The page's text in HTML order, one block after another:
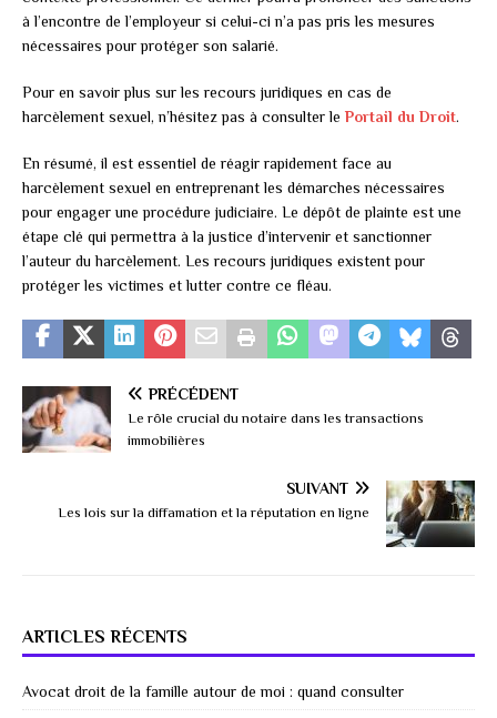
à l’encontre de l’employeur si celui-ci n’a pas pris les mesures
nécessaires pour protéger son salarié.
Pour en savoir plus sur les recours juridiques en cas de
harcèlement sexuel, n’hésitez pas à consulter le Portail du Droit.
En résumé, il est essentiel de réagir rapidement face au
harcèlement sexuel en entreprenant les démarches nécessaires
pour engager une procédure judiciaire. Le dépôt de plainte est une
étape clé qui permettra à la justice d’intervenir et sanctionner
l’auteur du harcèlement. Les recours juridiques existent pour
protéger les victimes et lutter contre ce fléau.
PRÉCÉDENT
Le rôle crucial du notaire dans les transactions
immobilières
SUIVANT
Les lois sur la diffamation et la réputation en ligne
ARTICLES RÉCENTS
Avocat droit de la famille autour de moi : quand consulter